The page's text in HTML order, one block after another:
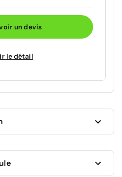
un devis
le détail
de livraison.